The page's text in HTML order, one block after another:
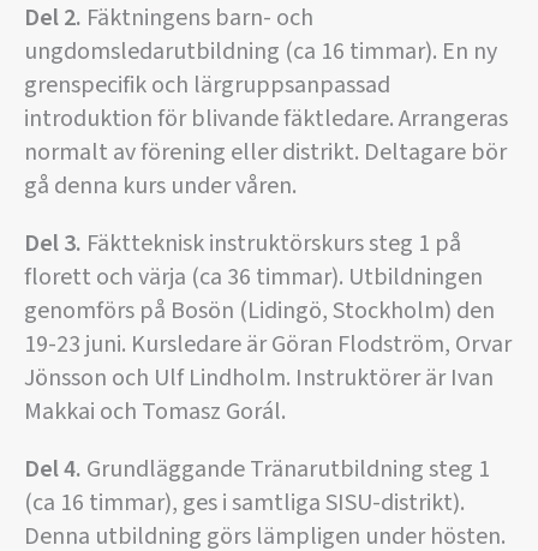
Del 2. Fäktningens barn- och
ungdomsledarutbildning (ca 16 timmar). En ny
grenspecifik och lärgruppsanpassad
introduktion för blivande fäktledare. Arrangeras
normalt av förening eller distrikt. Deltagare bör
gå denna kurs under våren.
Del 3. Fäktteknisk instruktörskurs steg 1 på
florett och värja (ca 36 timmar). Utbildningen
genomförs på Bosön (Lidingö, Stockholm) den
19-23 juni. Kursledare är Göran Flodström, Orvar
Jönsson och Ulf Lindholm. Instruktörer är Ivan
Makkai och Tomasz Gorál.
Del 4. Grundläggande Tränarutbildning steg 1
(ca 16 timmar), ges i samtliga SISU-distrikt).
Denna utbildning görs lämpligen under hösten.